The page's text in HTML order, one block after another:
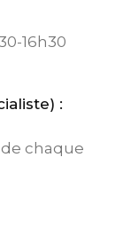
16h30
:
chaque